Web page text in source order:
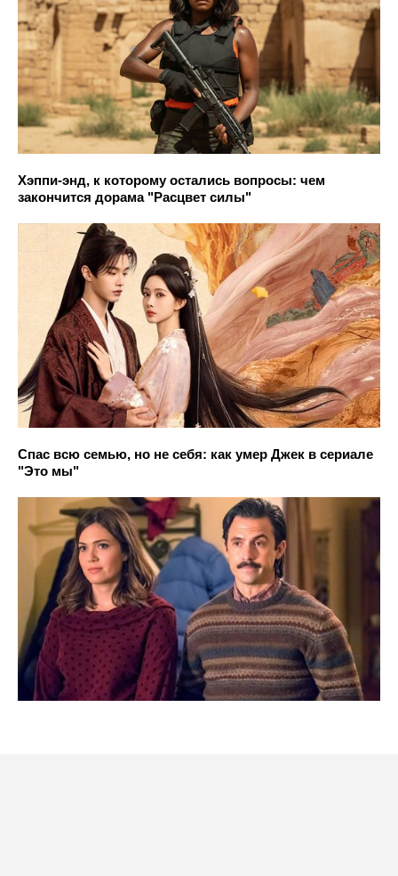
Хэппи-энд, к которому остались вопросы: чем
закончится дорама "Расцвет силы"
Спас всю семью, но не себя: как умер Джек в сериале
"Это мы"